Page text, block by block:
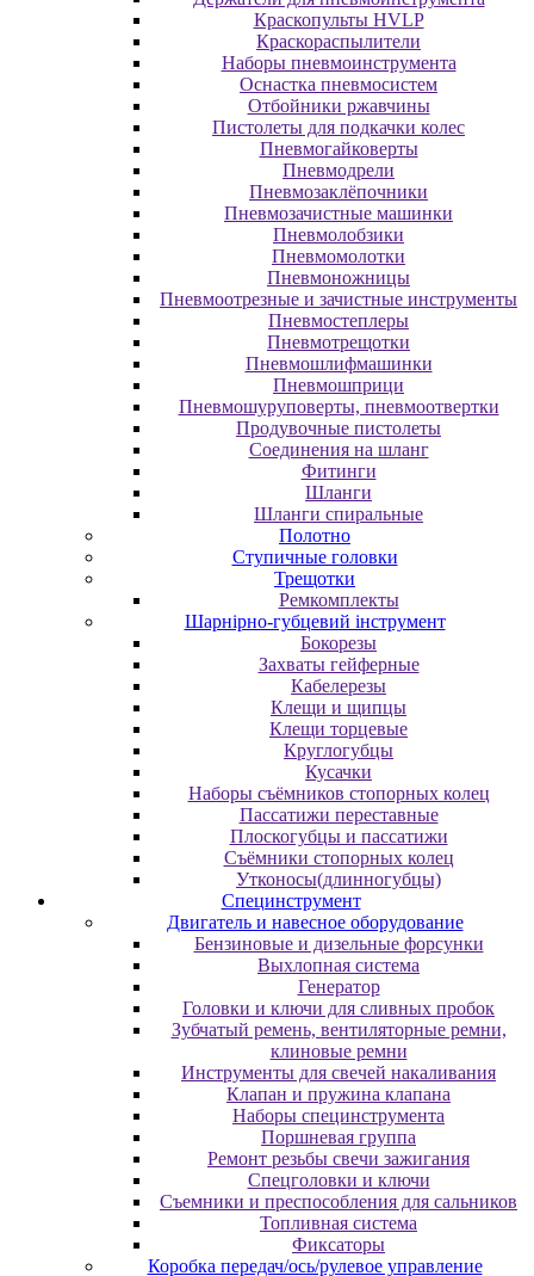
Краскопульты HVLP
Краскораспылители
Наборы пневмоинструмента
Оснастка пневмосистем
Отбойники ржавчины
Пистолеты для подкачки колес
Пневмогайковерты
Пневмодрели
Пневмозаклёпочники
Пневмозачистные машинки
Пневмолобзики
Пневмомолотки
Пневмоножницы
Пневмоотрезные и зачистные инструменты
Пневмостеплеры
Пневмотрещотки
Пневмошлифмашинки
Пневмошприци
Пневмошуруповерты, пневмоотвертки
Продувочные пистолеты
Соединения на шланг
Фитинги
Шланги
Шланги спиральные
Полотно
Ступичные головки
Трещотки
Ремкомплекты
Шарнірно-губцевий інструмент
Бокорезы
Захваты гейферные
Кабелерезы
Клещи и щипцы
Клещи торцевые
Круглогубцы
Кусачки
Наборы съёмников стопорных колец
Пассатижи переставные
Плоскогубцы и пассатижи
Съёмники стопорных колец
Утконосы(длинногубцы)
Специнструмент
Двигатель и навесное оборудование
Бензиновые и дизельные форсунки
Выхлопная система
Генератор
Головки и ключи для сливных пробок
Зубчатый ремень, вентиляторные ремни,
клиновые ремни
Инструменты для свечей накаливания
Клапан и пружина клапана
Наборы специнструмента
Поршневая группа
Ремонт резьбы свечи зажигания
Спецголовки и ключи
Съемники и преспособления для сальников
Топливная система
Фиксаторы
Коробка передач/ось/рулевое управление